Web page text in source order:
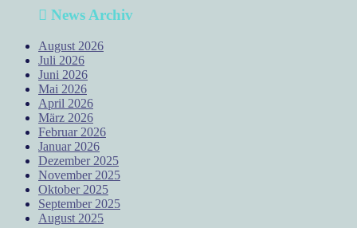
News Archiv
August 2026
Juli 2026
Juni 2026
Mai 2026
April 2026
März 2026
Februar 2026
Januar 2026
Dezember 2025
November 2025
Oktober 2025
September 2025
August 2025